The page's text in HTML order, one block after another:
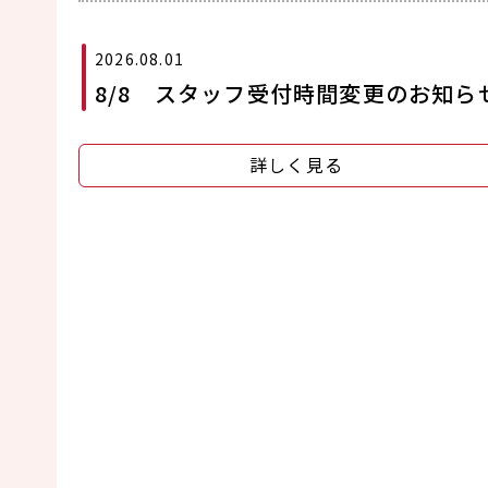
2026.08.01
8/8 スタッフ受付時間変更のお知ら
詳しく見る